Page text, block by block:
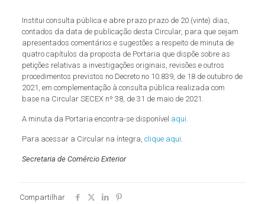
Institui consulta pública e abre prazo prazo de 20 (vinte) dias,
contados da data de publicação desta Circular, para que sejam
apresentados comentários e sugestões a respeito de minuta de
quatro capítulos da proposta de Portaria que dispõe sobre as
petições relativas a investigações originais, revisões e outros
procedimentos previstos no Decreto no 10.839, de 18 de outubro de
2021, em complementação à consulta pública realizada com
base na Circular SECEX nº 38, de 31 de maio de 2021.
A minuta da Portaria encontra-se disponível aqui
Para acessar a Circular na íntegra, clique aqui
Secretaria de Comércio Exterior
Compartilhar